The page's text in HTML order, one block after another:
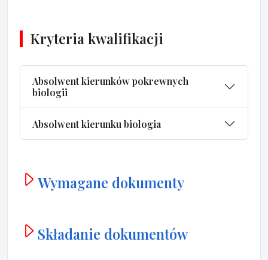
Kryteria kwalifikacji
Absolwent kierunków pokrewnych
biologii
Absolwent kierunku biologia
Wymagane dokumenty
Składanie dokumentów